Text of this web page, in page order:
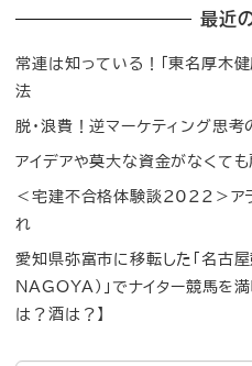
最近
常連は知っている！「東名厚木
法
脱・浪費！逆マーケティング思
アイデアや莫大な資金がなくて
＜宅建不合格体験談2022＞ア
れ
愛知県弥富市に移転した「名古屋
NAGOYA）」でナイター競馬を
は？酒は？】